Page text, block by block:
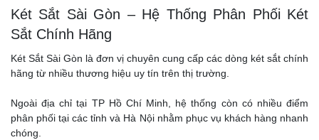
Két Sắt Sài Gòn – Hệ Thống Phân Phối Két
Sắt Chính Hãng
Két Sắt Sài Gòn là đơn vị chuyên cung cấp các dòng két sắt chính
hãng từ nhiều thương hiệu uy tín trên thị trường.
Ngoài địa chỉ tại TP Hồ Chí Minh, hệ thống còn có nhiều điểm
phân phối tại các tỉnh và Hà Nội nhằm phục vụ khách hàng nhanh
chóng.